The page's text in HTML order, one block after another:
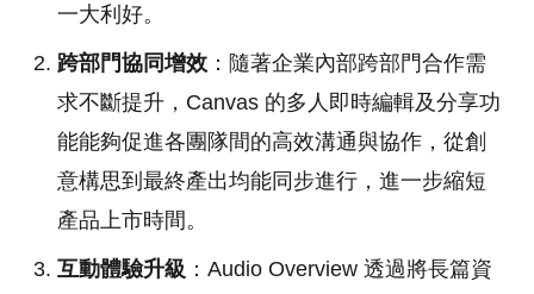
一大利好。
跨部門協同增效 ：隨著企業內部跨部門合作需
求不斷提升，Canvas 的多人即時編輯及分享功
能能夠促進各團隊間的高效溝通與協作，從創
意構思到最終產出均能同步進行，進一步縮短
產品上市時間。
互動體驗升級 ：Audio Overview 透過將長篇資